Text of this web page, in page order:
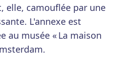
elle, camouflée par une
L'annexe est
au musée « La maison